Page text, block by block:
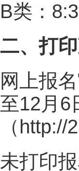
B类：
二、打
网上报
至12月6
（
未打印